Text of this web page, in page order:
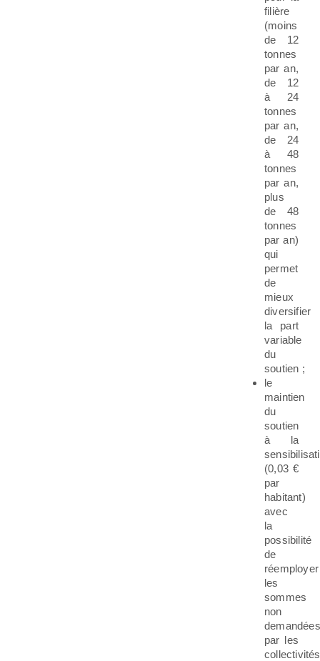
filière
(moins
de 12
tonnes
par an,
de 12
à 24
tonnes
par an,
de 24
à 48
tonnes
par an,
plus
de 48
tonnes
par an)
qui
permet
de
mieux
diversifier
la part
variable
du
soutien ;
le
maintien
du
soutien
à la
(0,03 €
par
habitant)
avec
la
possibilité
de
réemployer
les
sommes
non
demandées
par les
collectivités